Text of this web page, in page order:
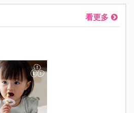
看更多